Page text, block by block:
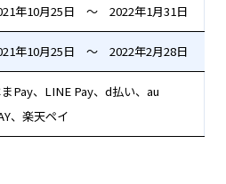
年10月25日 ～ 2022年1月31日
年10月25日 ～ 2022年2月28日
Pay、LINE Pay、d払い、au
、楽天ペイ